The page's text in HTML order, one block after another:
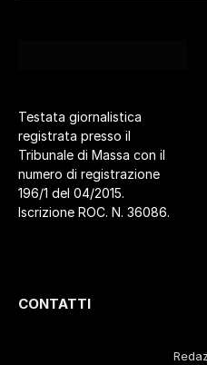
Testata giornalistica
registrata presso il
Tribunale di Massa con il
numero di registrazione
196/1 del 04/2015.
Iscrizione ROC. N. 36086.
CONTATTI